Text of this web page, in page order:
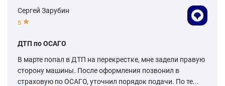
Сергей Зарубин
5
ДТП по ОСАГО
В марте попал в ДТП на перекрестке, мне задели правую
сторону машины. После оформления позвонил в
страховую по ОСАГО, уточнил порядок подачи. По те...